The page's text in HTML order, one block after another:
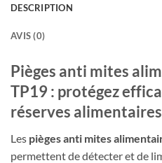
DESCRIPTION
AVIS (0)
Pièges anti mites
TP19 : protégez
réserves alimentaires
Les pièges anti mites
permettent de détecter et de